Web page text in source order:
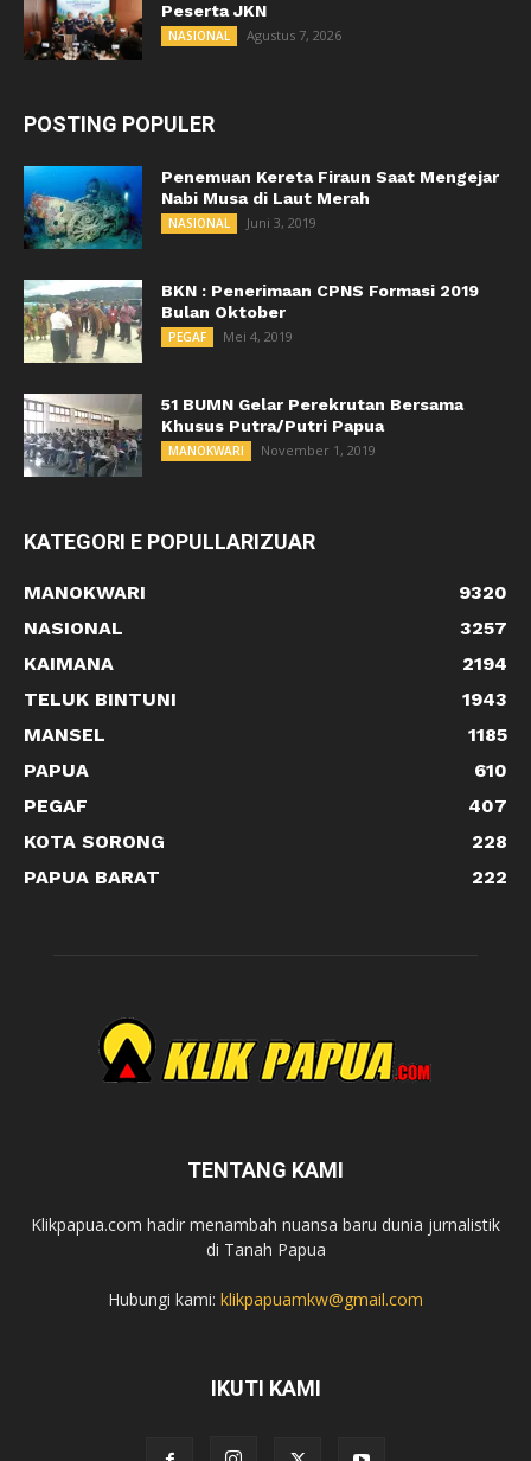
Peserta JKN
NASIONAL Agustus 7, 2026
POSTING POPULER
Penemuan Kereta Firaun Saat Mengejar
Nabi Musa di Laut Merah
NASIONAL Juni 3, 2019
BKN : Penerimaan CPNS Formasi 2019
Bulan Oktober
PEGAF Mei 4, 2019
51 BUMN Gelar Perekrutan Bersama
Khusus Putra/Putri Papua
MANOKWARI November 1, 2019
KATEGORI E POPULLARIZUAR
MANOKWARI
9320
NASIONAL
3257
KAIMANA
2194
TELUK BINTUNI
1943
MANSEL
1185
PAPUA
610
PEGAF
407
KOTA SORONG
228
PAPUA BARAT
222
TENTANG KAMI
Klikpapua.com hadir menambah nuansa baru dunia jurnalistik
di Tanah Papua
Hubungi kami: klikpapuamkw@gmail.com
IKUTI KAMI